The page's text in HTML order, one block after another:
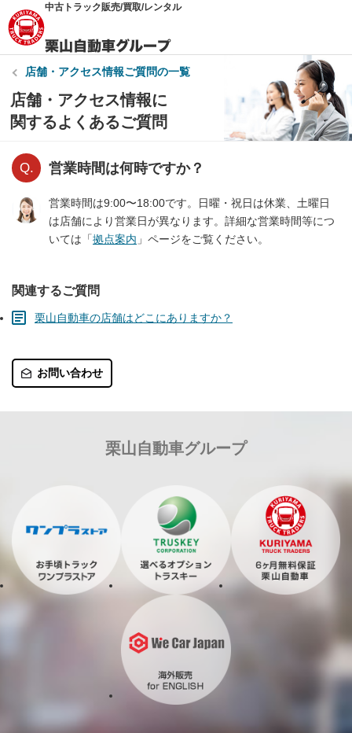
中古トラック販売/買取/レンタル
店舗・アクセス情報ご質問の一覧
店舗・アクセス情報に
関するよくあるご質問
営業時間は何時ですか？
営業時間は9:00〜18:00です。日曜・祝日は休業、土曜日
は店舗により営業日が異なります。詳細な営業時間等につ
いては「拠点案内 」ページをご覧ください。
関連するご質問
栗山自動車の店舗はどこにありますか？
お問い合わせ
栗山自動車グループ